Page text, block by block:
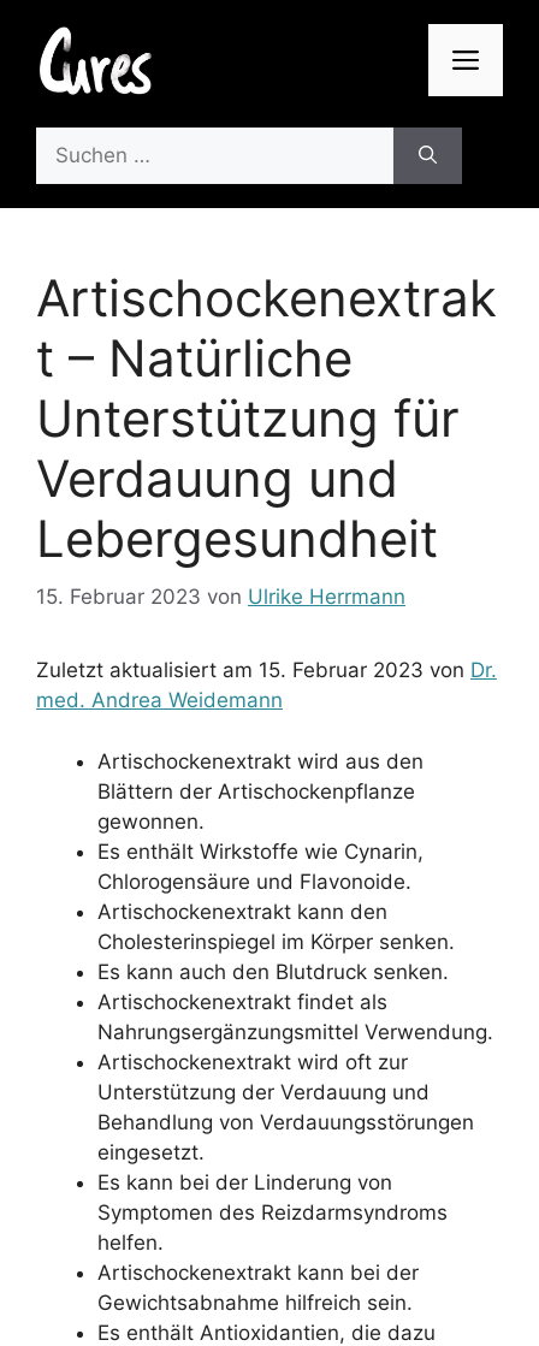
Inhalt
springen
nach:
Artischockenextrak
t – Natürliche
Unterstützung für
Verdauung und
Lebergesundheit
15. Februar 2023 von Ulrike Herrmann
Zuletzt aktualisiert am 15. Februar 2023 von Dr.
med. Andrea Weidemann
Artischockenextrakt wird aus den
Blättern der Artischockenpflanze
gewonnen.
Es enthält Wirkstoffe wie Cynarin,
Chlorogensäure und Flavonoide.
Artischockenextrakt kann den
Cholesterinspiegel im Körper senken.
Es kann auch den Blutdruck senken.
Artischockenextrakt findet als
Nahrungsergänzungsmittel Verwendung.
Artischockenextrakt wird oft zur
Unterstützung der Verdauung und
Behandlung von Verdauungsstörungen
eingesetzt.
Es kann bei der Linderung von
Symptomen des Reizdarmsyndroms
helfen.
Artischockenextrakt kann bei der
Gewichtsabnahme hilfreich sein.
Es enthält Antioxidantien, die dazu